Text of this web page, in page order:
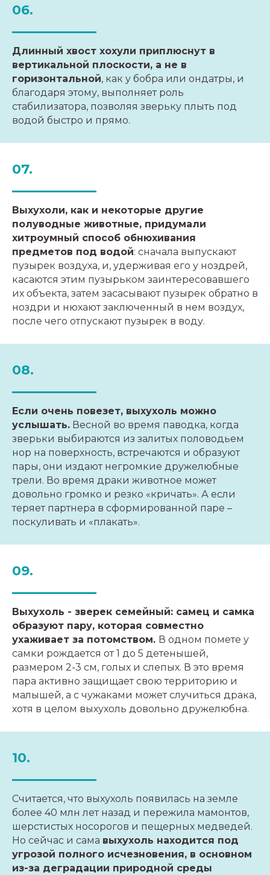
06.
Длинный хвост хохули приплюснут в
вертикальной плоскости, а не в
горизонтальной, как у бобра или ондатры, и
благодаря этому, выполняет роль
стабилизатора, позволяя зверьку плыть под
водой быстро и прямо.
07.
Выхухоли, как и некоторые другие
полуводные животные, придумали
хитроумный способ обнюхивания
предметов под водой: сначала выпускают
пузырек воздуха, и, удерживая его у ноздрей,
касаются этим пузырьком заинтересовавшего
их объекта, затем засасывают пузырек обратно в
ноздри и нюхают заключенный в нем воздух,
после чего отпускают пузырек в воду.
08.
Если очень повезет, выхухоль можно
услышать. Весной во время паводка, когда
зверьки выбираются из залитых половодьем
нор на поверхность, встречаются и образуют
пары, они издают негромкие дружелюбные
трели. Во время драки животное может
довольно громко и резко «кричать». А если
теряет партнера в сформированной паре –
поскуливать и «плакать».
09.
Выхухоль - зверек семейный: самец и самка
образуют пару, которая совместно
ухаживает за потомством. В одном помете у
самки рождается от 1 до 5 детенышей,
размером 2-3 см, голых и слепых. В это время
пара активно защищает свою территорию и
малышей, а с чужаками может случиться драка,
хотя в целом выхухоль довольно дружелюбна.
10.
Считается, что выхухоль появилась на земле
более 40 млн лет назад и пережила мамонтов,
шерстистых носорогов и пещерных медведей.
Но сейчас и сама выхухоль находится под
угрозой полного исчезновения, в основном
из-за деградации природной среды
Реквизиты
Публичная оферта
Политика в отношении обработки
персональных данных
Москва, Соколово-Мещерская
info@naturepeople.ru